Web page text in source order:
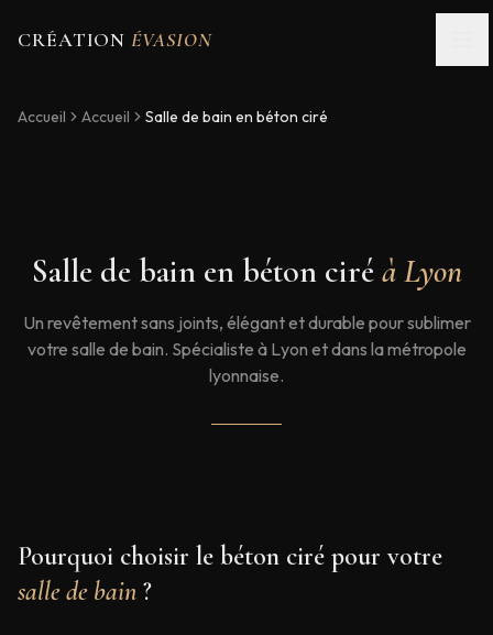
CRÉATIONÉVASION
Accueil Accueil Salle de bain en béton ciré
Salle de bain en béton ciré à Lyon
Un revêtement sans joints, élégant et durable pour sublimer
votre salle de bain. Spécialiste à Lyon et dans la métropole
lyonnaise.
Pourquoi choisir le béton ciré pour votre
salle de bain ?